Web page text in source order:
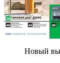
Новый